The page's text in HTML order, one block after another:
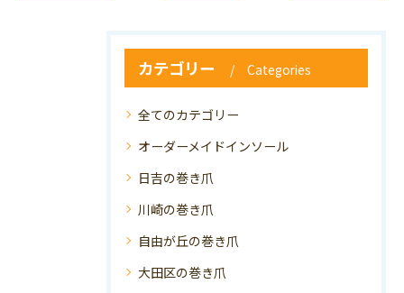
カテゴリー Categories
全てのカテゴリー
オーダーメイドインソール
日吉の巻き爪
川崎の巻き爪
自由が丘の巻き爪
大田区の巻き爪